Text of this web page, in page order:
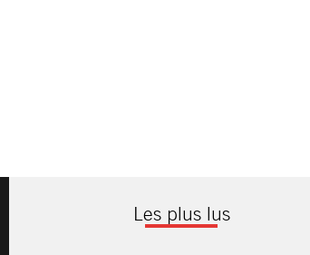
Les plus lus